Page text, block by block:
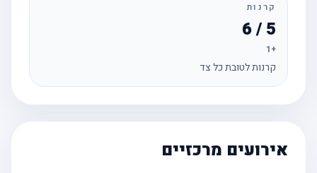
קרנות
קרנות לטובת כל צד
אירועים מרכזיים